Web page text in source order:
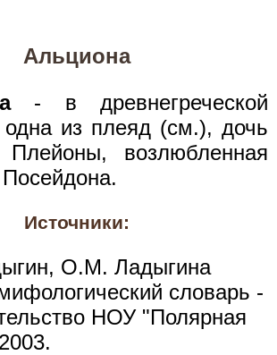
Альциона
- в древнегреческой
из плеяд (см.), дочь
возлюбленная
Источники:
О.М. Ладыгина
словарь -
НОУ "Полярная